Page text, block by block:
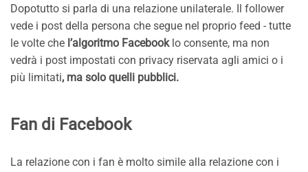
Dopotutto si parla di una relazione unilaterale. Il follower
vede i post della persona che segue nel proprio feed - tutte
le volte che l’algoritmo Facebook lo consente, ma non
vedrà i post impostati con privacy riservata agli amici o i
più limitati, ma solo quelli pubblici.
Fan di Facebook
La relazione con i fan è molto simile alla relazione con i